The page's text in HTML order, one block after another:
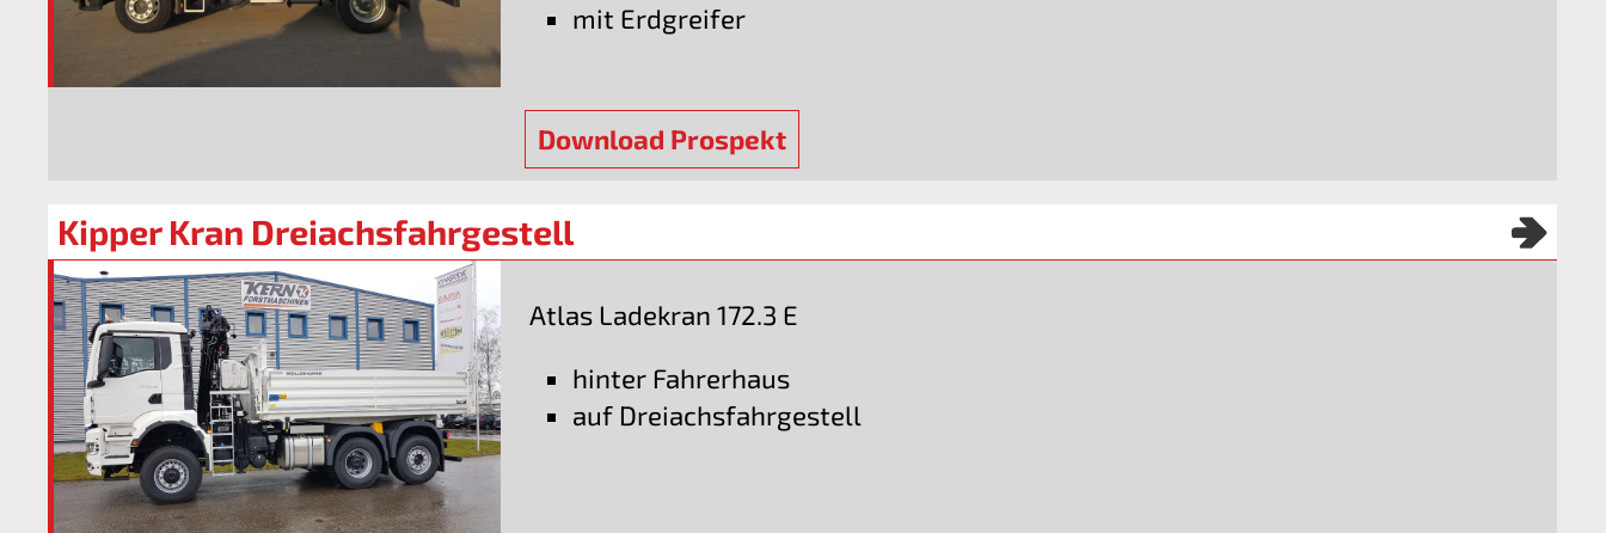
mit Erdgreifer
Download Prospekt
Kipper Kran Dreiachsfahrgestell
Atlas Ladekran 172.3 E
hinter Fahrerhaus
auf Dreiachsfahrgestell